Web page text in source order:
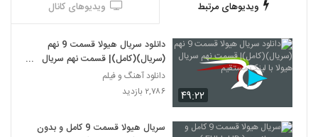
ویدیوهای مرتبط ویدیوهای کانال
۴۹:۲۲
دانلود سریال هیولا قسمت 9 نهم
(سریال)(کامل)| قسمت نهم سریال
هیولا با لینک مستقیم
دانلود آهنگ و فیلم
۲,۷۸۶ بازدید
سریال هیولا قسمت 9 کامل و بدون